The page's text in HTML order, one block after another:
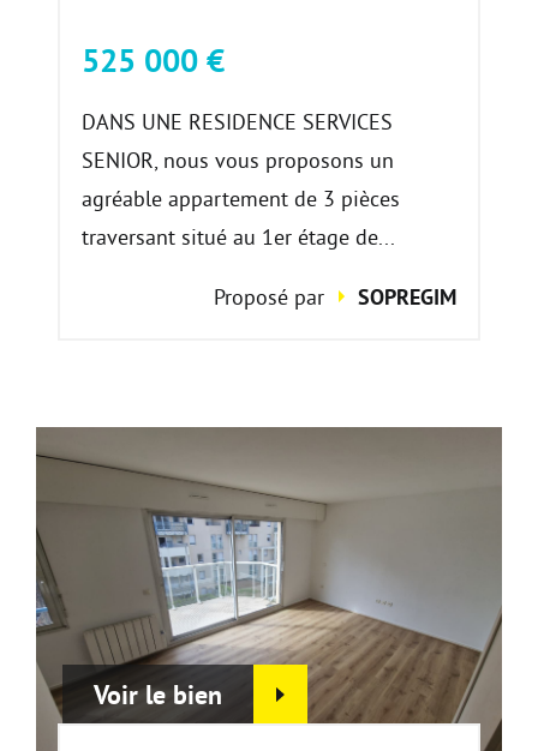
525 000 €
DANS UNE RESIDENCE SERVICES
SENIOR, nous vous proposons un
agréable appartement de 3 pièces
traversant situé au 1er étage de...
Proposé par SOPREGIM
Voir le bien